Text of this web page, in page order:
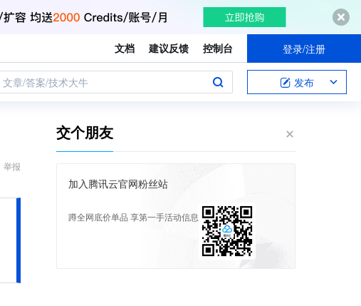
文档 建议反馈 控制台 登录/注册
文章/答案/技术大牛 发布
举报
交个朋友
加入腾讯云官网粉丝站
蹲全网底价单品 享第一手活动信息